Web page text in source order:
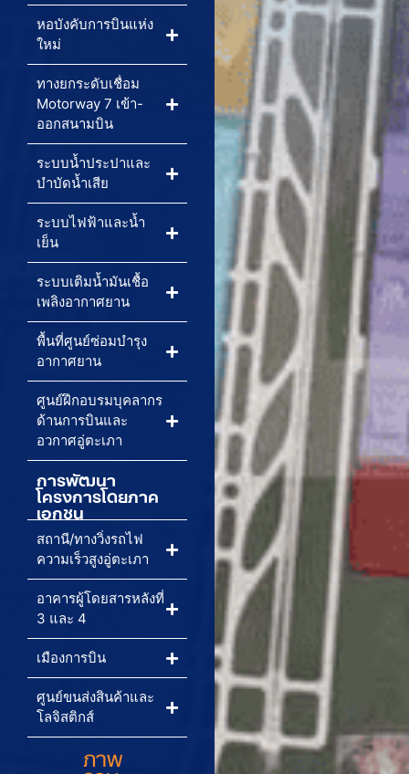
หอบังคับการบินแห่ง
ใหม่
ทางยกระดับเชื่อม
Motorway 7 เข้า-
ออกสนามบิน
ระบบน้ำประปาและ
บำบัดน้ำเสีย
ระบบไฟฟ้าและน้ำ
เย็น
ระบบเติมน้ำมันเชื้อ
เพลิงอากาศยาน
พื้นที่ศูนย์ซ่อมบำรุง
อากาศยาน
ศูนย์ฝึกอบรมบุคลากร
ด้านการบินและ
อวกาศอู่ตะเภา
การพัฒนา
โครงการโดยภาค
เอกชน
สถานี/ทางวิ่งรถไฟ
ความเร็วสูงอู่ตะเภา
อาคารผู้โดยสารหลังที่
3 และ 4
เมืองการบิน
ศูนย์ขนส่งสินค้าและ
โลจิสติกส์
ภาพ